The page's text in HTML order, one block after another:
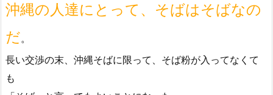
沖縄の人達にとって、そばはそばなの
だ。
長い交渉の末、沖縄そばに限って、そば粉が入ってなくて
も